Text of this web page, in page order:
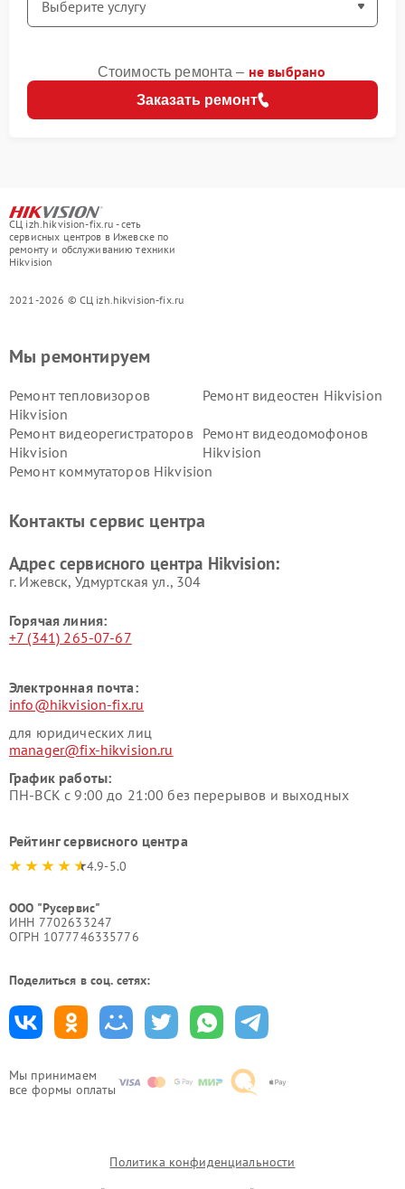
Заказать ремонт
Стоимость ремонта – не выбрано
СЦ izh.hikvision-fix.ru - сеть
сервисных центров в Ижевске по
ремонту и обслуживанию техники
Hikvision
2021-2026 © СЦ izh.hikvision-fix.ru
Мы принимаем
все формы оплаты
Мы ремонтируем
Ремонт тепловизоров
Hikvision
Ремонт видеостен Hikvision
Ремонт видеорегистраторов
Hikvision
Ремонт видеодомофонов
Hikvision
Ремонт коммутаторов Hikvision
Контакты сервис центра
Адрес сервисного центра Hikvision:
г. Ижевск, Удмуртская ул., 304
Горячая линия:
+7 (341) 265-07-67
Электронная почта:
info@hikvision-fix.ru
для юридических лиц
manager@fix-hikvision.ru
График работы:
ПН-ВСК с 9:00 до 21:00 без перерывов и выходных
Рейтинг сервисного центра
4.9-5.0
ООО "Русервис"
ИНН 7702633247
ОГРН 1077746335776
Поделиться в соц. сетях:
Политика конфиденциальности